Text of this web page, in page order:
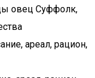
овец Суффолк,